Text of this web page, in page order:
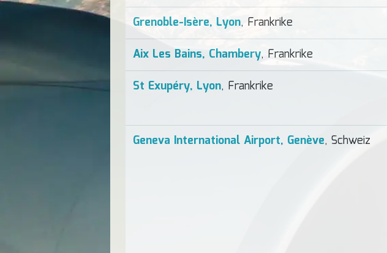
Grenoble-Isère, Lyon, Frankrike
Aix Les Bains, Chambery, Frankrike
St Exupéry, Lyon, Frankrike
Geneva International Airport, Genève, Schweiz